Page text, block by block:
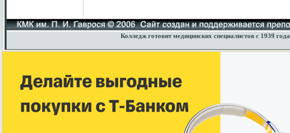
Колледж готовит медицинских специалистов с 1939 года